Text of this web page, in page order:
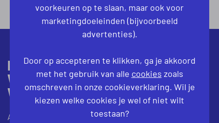
BELANGRIJKSTE EIGENSCHAPPEN
VAN EEN PROCESOPERATOR IN DE
VOEDINGSINDUSTRIE
Als procesoperator in de chemie, ben je in de basis
voorkeuren op te slaan, maar ook voor
marketingdoeleinden (bijvoorbeeld
advertenties).
Door op accepteren te klikken, ga je akkoord
met het gebruik van alle cookies zoals
omschreven in onze cookieverklaring. Wil je
kiezen welke cookies je wel of niet wilt
toestaan?